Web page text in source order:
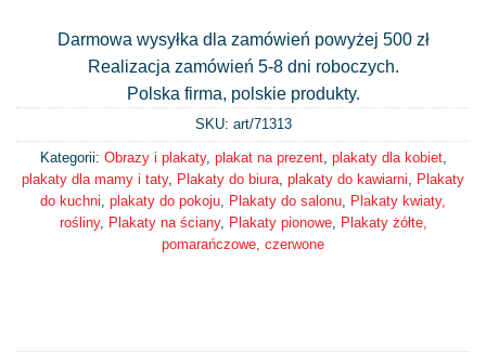
Darmowa wysyłka dla zamówień powyżej 500 zł
Realizacja zamówień 5-8 dni roboczych.
Polska firma, polskie produkty.
SKU: art/71313
Kategorii: Obrazy i plakaty, plakat na prezent, plakaty dla kobiet,
plakaty dla mamy i taty, Plakaty do biura plakaty do kawiarni
Plakaty
do kuchni plakaty do pokoju Plakaty do salonu
Plakaty kwiaty,
rośliny, Plakaty na ściany, Plakaty pionowe,
Plakaty żółte,
pomarańczowe, czerwone